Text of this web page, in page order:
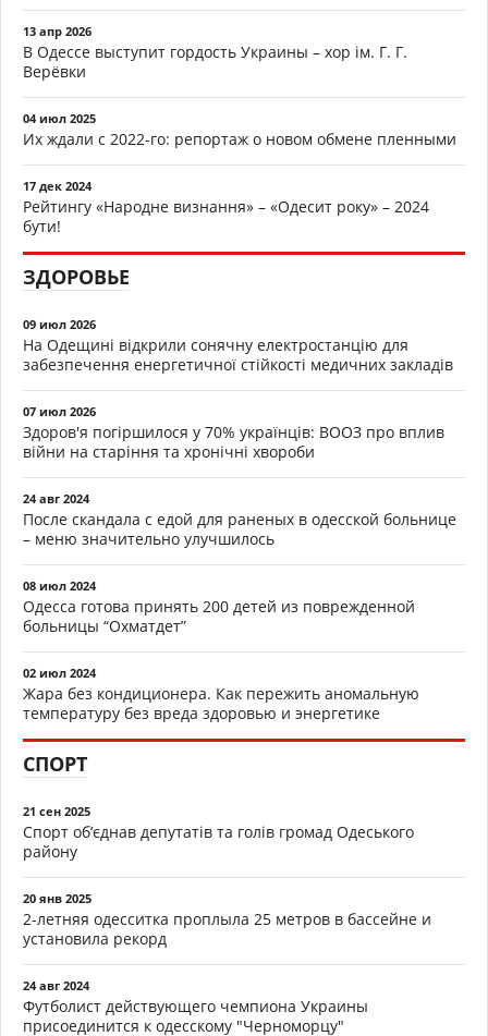
13 апр 2026
В Одессе выступит гордость Украины – хор ім. Г. Г.
Верёвки
04 июл 2025
Их ждали с 2022-го: репортаж о новом обмене пленными
17 дек 2024
Рейтингу «Народне визнання» – «Одесит року» – 2024
бути!
ЗДОРОВЬЕ
09 июл 2026
На Одещині відкрили сонячну електростанцію для
забезпечення енергетичної стійкості медичних закладів
07 июл 2026
Здоров'я погіршилося у 70% українців: ВООЗ про вплив
війни на старіння та хронічні хвороби
24 авг 2024
После скандала с едой для раненых в одесской больнице
– меню значительно улучшилось
08 июл 2024
Одесса готова принять 200 детей из поврежденной
больницы “Охматдет”
02 июл 2024
Жара без кондиционера. Как пережить аномальную
температуру без вреда здоровью и энергетике
СПОРТ
21 сен 2025
Спорт об’єднав депутатів та голів громад Одеського
району
20 янв 2025
2-летняя одесситка проплыла 25 метров в бассейне и
установила рекорд
24 авг 2024
Футболист действующего чемпиона Украины
присоединится к одесскому "Черноморцу"